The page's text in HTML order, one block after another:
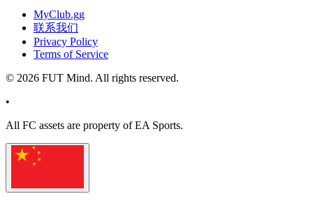
MyClub.gg
联系我们
Privacy Policy
Terms of Service
© 2026 FUT Mind. All rights reserved.
•
All FC assets are property of EA Sports.